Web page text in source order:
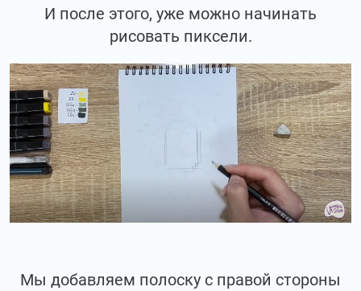
И после этого, уже можно начинать
рисовать пиксели.
Мы добавляем полоску с правой стороны